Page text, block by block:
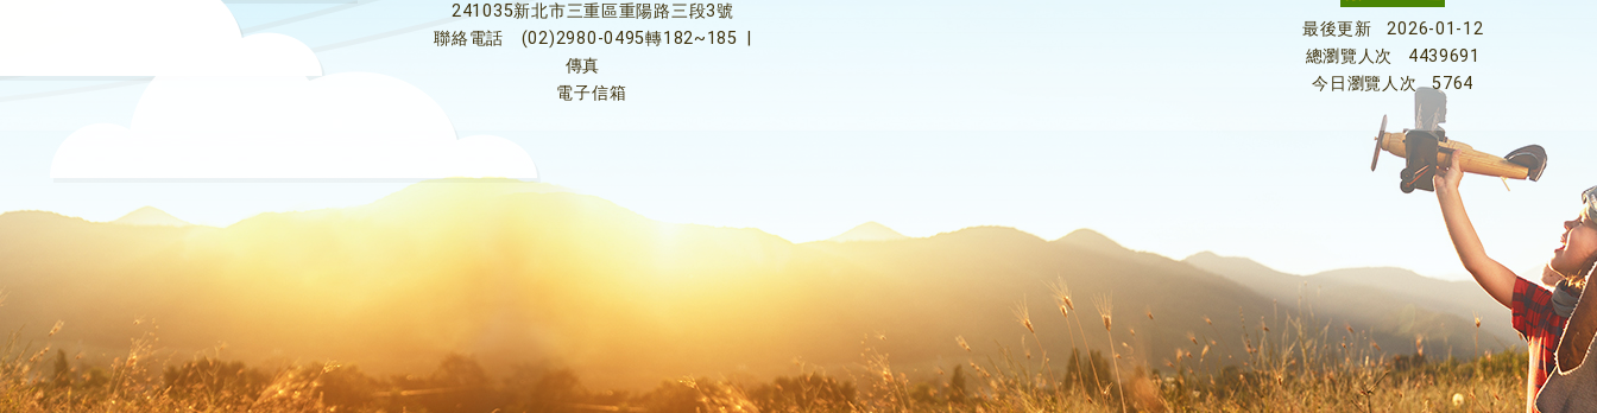
241035新北市三重區重陽路三段3號
聯絡電話
(02)2980-0495轉182~185
傳真
電子信箱
最後更新
2026-01-12
總瀏覽人次
4439691
今日瀏覽人次
5764